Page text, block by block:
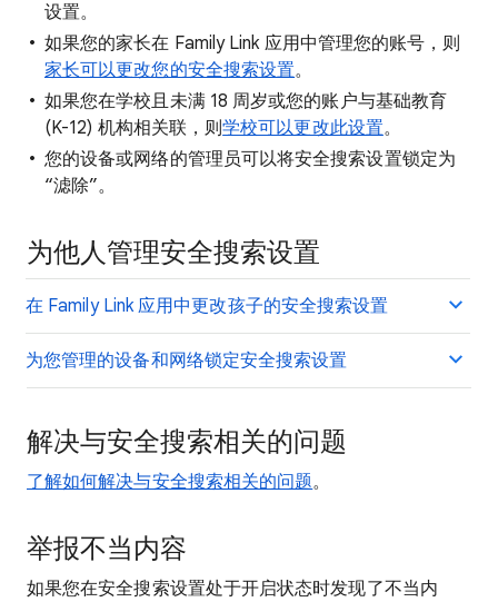
设置。
如果您的家长在 Family Link 应用中管理您的账号，则
家长可以更改您的安全搜索设置。
如果您在学校且未满 18 周岁或您的账户与基础教育
(K-12) 机构相关联，则学校可以更改此设置。
您的设备或网络的管理员可以将安全搜索设置锁定为
“滤除”。
为他人管理安全搜索设置
在 Family Link 应用中更改孩子的安全搜索设置
为您管理的设备和网络锁定安全搜索设置
解决与安全搜索相关的问题
了解如何解决与安全搜索相关的问题。
举报不当内容
如果您在安全搜索设置处于开启状态时发现了不当内